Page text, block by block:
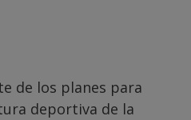
de los planes para
deportiva de la